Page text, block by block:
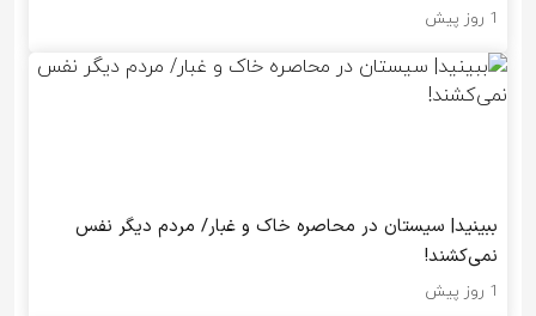
1 روز پیش
ببینید| سیستان در ‌محاصره خاک و غبار/ مردم دیگر نفس
نمی‌کشند!
1 روز پیش